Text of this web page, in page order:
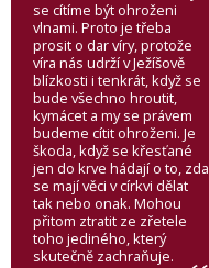
se cítíme být ohroženi
vlnami. Proto je třeba
prosit o dar víry, protože
víra nás udrží v Ježíšově
blízkosti i tenkrát, když se
bude všechno hroutit,
kymácet a my se právem
budeme cítit ohroženi. Je
škoda, když se křesťané
jen do krve hádají o to, zda
se mají věci v církvi dělat
tak nebo onak. Mohou
přitom ztratit ze zřetele
toho jediného, který
skutečně zachraňuje.